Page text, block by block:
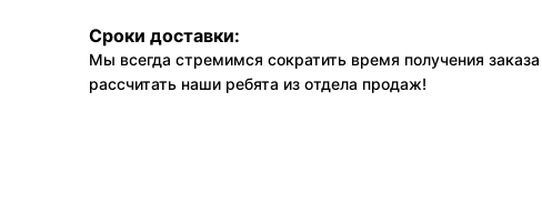
Сроки доставки:
Мы всегда стремимся сократить время получения
рассчитать наши ребята из отдела продаж!